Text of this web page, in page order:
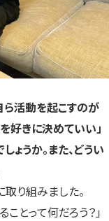
活動を起こすのが
好きに決めていい」
ょうか。また、どうい
り組みました。
とって何だろう？」